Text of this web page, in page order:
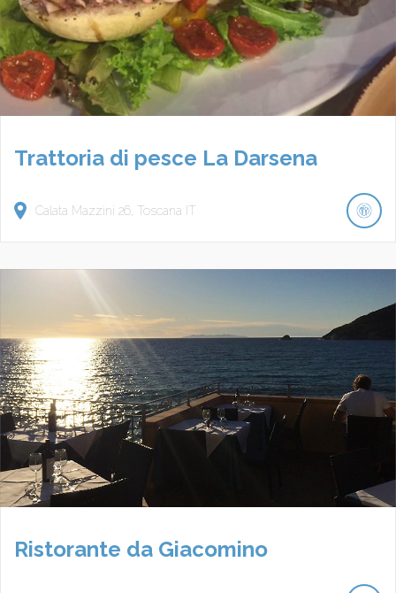
Trattoria di pesce La Darsena
Calata Mazzini 26 Toscana IT
Ristorante da Giacomino